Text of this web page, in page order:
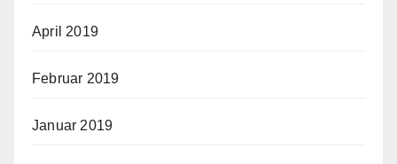
April 2019
Februar 2019
Januar 2019